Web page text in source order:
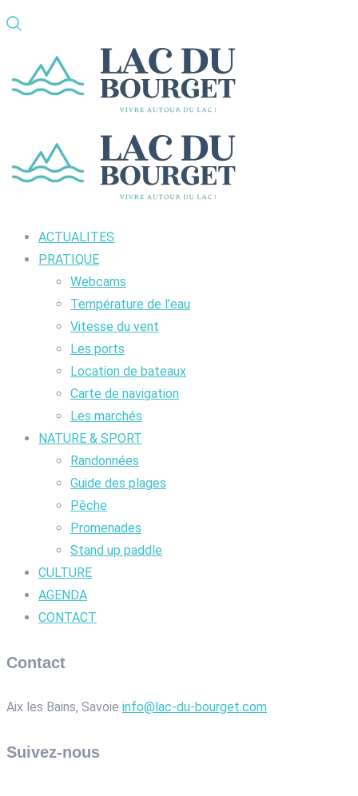
ACTUALITES
PRATIQUE
Webcams
Température de l’eau
Vitesse du vent
Les ports
Location de bateaux
Carte de navigation
Les marchés
NATURE & SPORT
Randonnées
Guide des plages
Pêche
Promenades
Stand up paddle
CULTURE
AGENDA
CONTACT
Contact
Aix les Bains, Savoie info@lac-du-bourget.com
Suivez-nous